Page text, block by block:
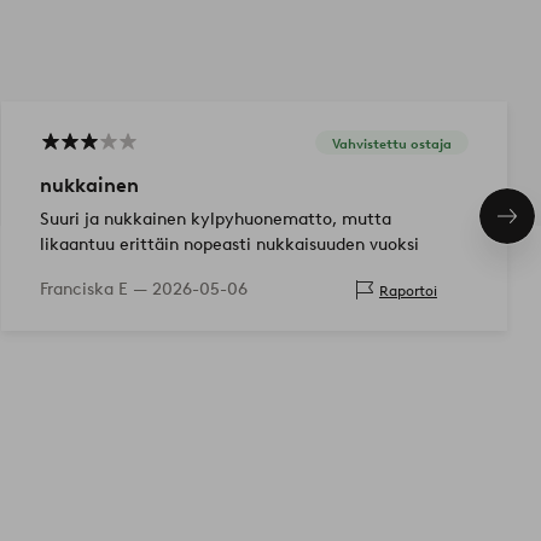
Vahvistettu ostaja
nukkainen
Suuri ja nukkainen kylpyhuonematto, mutta
likaantuu erittäin nopeasti nukkaisuuden vuoksi
Franciska E — 2026-05-06 Raportoi